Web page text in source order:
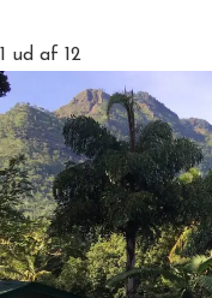
1 ud af 12